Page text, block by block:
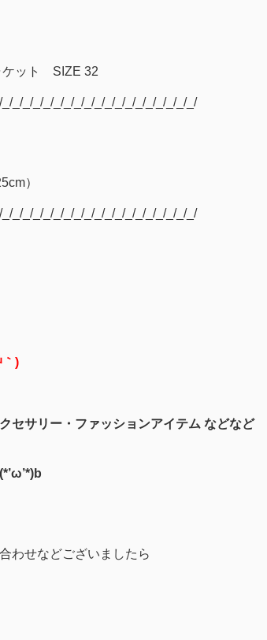
ケット SIZE 32
_/_/_/_/_/_/_/_/_/_/_/_/_/_/_/_/_/_/
）
_/_/_/_/_/_/_/_/_/_/_/_/_/_/_/_/_/_/
｀)
セサリー・ファッションアイテム などなど
わせなどございましたら